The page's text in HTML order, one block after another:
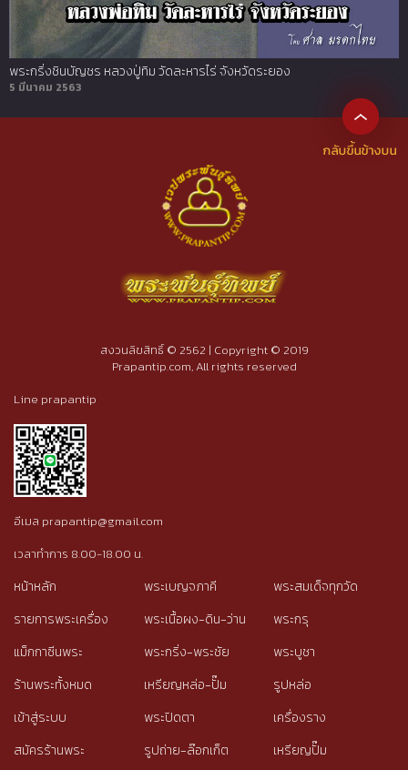
พระกริ่งชินบัญชร หลวงปู่ทิม วัดละหารไร่ จังหวัดระยอง
5 มีนาคม 2563
สงวนลิขสิทธิ์ © 2562 | Copyright © 2019
Prapantip.com, All rights reserved
Line prapantip
อีเมล prapantip@gmail.com
เวลาทำการ 8.00-18.00 น.
หน้าหลัก
รายการพระเครื่อง
แม็กกาซีนพระ
ร้านพระทั้งหมด
เข้าสู่ระบบ
สมัครร้านพระ
พระเบญจภาคี
พระเนื้อผง-ดิน-ว่าน
พระกริ่ง-พระชัย
เหรียญหล่อ-ปั๊ม
พระปิดตา
รูปถ่าย-ล๊อกเก็ต
พระสมเด็จทุกวัด
พระกรุ
พระบูชา
รูปหล่อ
เครื่องราง
เหรียญปั๊ม